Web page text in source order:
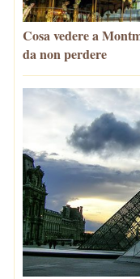
Cosa vedere a
da non perdere